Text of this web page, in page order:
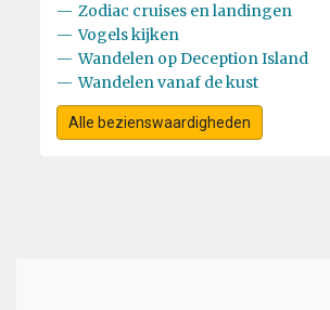
— Zodiac cruises en landingen
— Vogels kijken
— Wandelen op Deception Island
— Wandelen vanaf de kust
Alle bezienswaardigheden